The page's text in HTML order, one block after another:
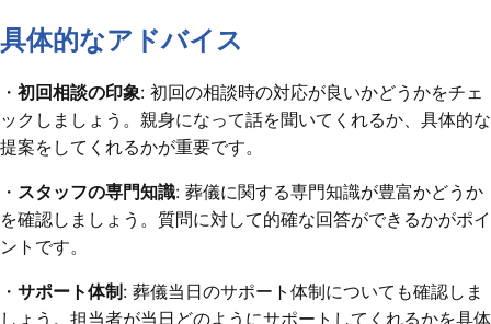
具体的なアドバイス
・ 初回相談の印象: 初回の相談時の対応が良いかどうかをチェ
ックしましょう。親身になって話を聞いてくれるか、具体的な
提案をしてくれるかが重要です。
・ スタッフの専門知識: 葬儀に関する専門知識が豊富かどうか
を確認しましょう。質問に対して的確な回答ができるかがポイ
ントです。
・ サポート体制: 葬儀当日のサポート体制についても確認しま
しょう。担当者が当日どのようにサポートしてくれるかを具体